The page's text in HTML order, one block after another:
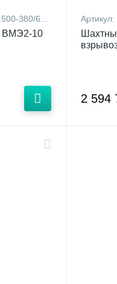
380/660-В
ВМЭ2-10
Артикул:
2 594